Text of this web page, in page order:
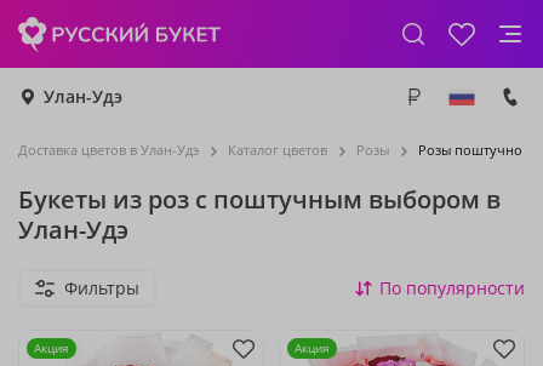
Улан-Удэ
Доставка цветов в Улан-Удэ Каталог цветов Розы Розы поштучно
Букеты из роз с поштучным выбором в
Улан-Удэ
Фильтры По популярности
Акция Акция